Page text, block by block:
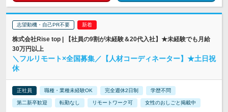
志望動機・自己PR不要
株式会社Rise top | 【社員の9割が未経験＆20代入社】★未経験でも月給
30万円以上
＼フルリモート×全国募集／【人材コーディネーター】★土日祝
休
正社員 職種・業種未経験OK 完全週休2日制 学歴不問
第二新卒歓迎 転勤なし リモートワーク可 女性のおしごと掲載中